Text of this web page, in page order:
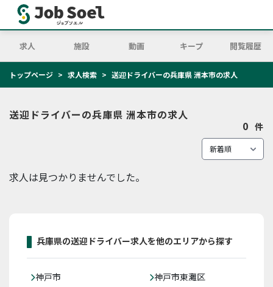
求人 施設 動画 キープ 閲覧履歴
トップページ 求人検索 送迎ドライバーの兵庫県 洲本市の求人
送迎ドライバーの兵庫県 洲本市の求人
0 件
求人は見つかりませんでした。
兵庫県の送迎ドライバー求人を他のエリアから探す
神戸市
神戸市東灘区